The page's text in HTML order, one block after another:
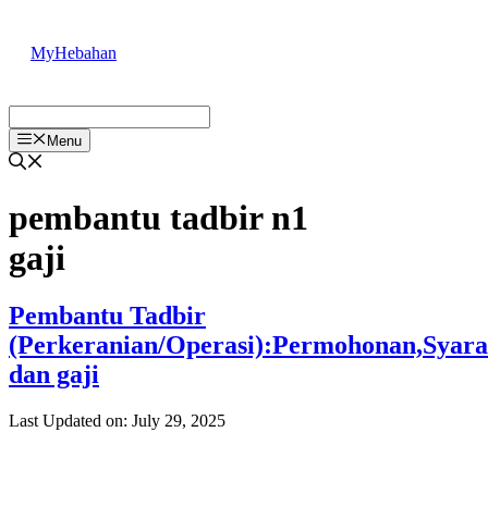
content
MyHebahan
Menu
pembantu tadbir n1
gaji
Pembantu Tadbir
(Perkeranian/
dan gaji
Last Updated on: July 29, 2025